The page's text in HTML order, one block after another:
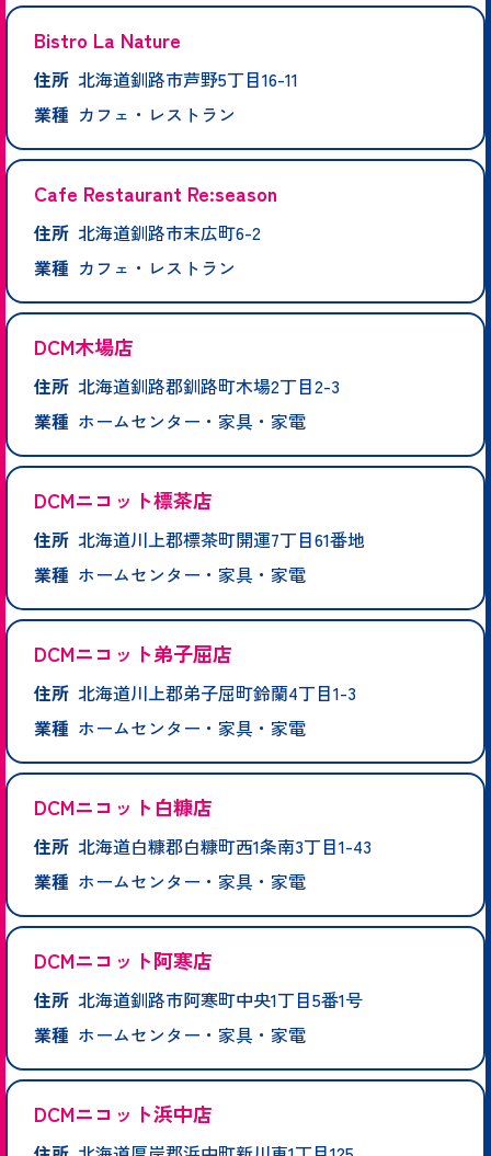
Bistro La Nature
住所 北海道釧路市芦野5丁目16-11
業種 カフェ・レストラン
Cafe Restaurant Re:season
住所 北海道釧路市末広町6-2
業種 カフェ・レストラン
DCM木場店
住所 北海道釧路郡釧路町木場2丁目2-3
業種 ホームセンター・家具・家電
DCMニコット標茶店
住所 北海道川上郡標茶町開運7丁目61番地
業種 ホームセンター・家具・家電
DCMニコット弟子屈店
住所 北海道川上郡弟子屈町鈴蘭4丁目1-3
業種 ホームセンター・家具・家電
DCMニコット白糠店
住所 北海道白糠郡白糠町西1条南3丁目1-43
業種 ホームセンター・家具・家電
DCMニコット阿寒店
住所 北海道釧路市阿寒町中央1丁目5番1号
業種 ホームセンター・家具・家電
DCMニコット浜中店